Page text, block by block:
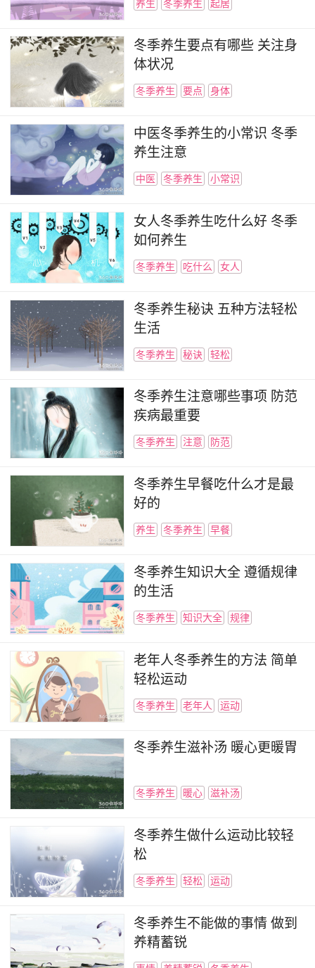
养生 冬季养生 起居
冬季养生要点有哪些 关注身
体状况
冬季养生 要点 身体
中医冬季养生的小常识 冬季
养生注意
中医 冬季养生 小常识
女人冬季养生吃什么好 冬季
如何养生
冬季养生 吃什么 女人
冬季养生秘诀 五种方法轻松
生活
冬季养生 秘诀 轻松
冬季养生注意哪些事项 防范
疾病最重要
冬季养生 注意 防范
冬季养生早餐吃什么才是最
好的
养生 冬季养生 早餐
冬季养生知识大全 遵循规律
的生活
冬季养生 知识大全 规律
老年人冬季养生的方法 简单
轻松运动
冬季养生 老年人 运动
冬季养生滋补汤 暖心更暖胃
冬季养生 暖心 滋补汤
冬季养生做什么运动比较轻
松
冬季养生 轻松 运动
冬季养生不能做的事情 做到
养精蓄锐